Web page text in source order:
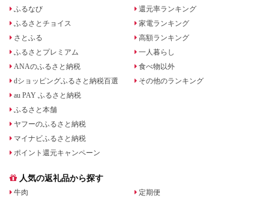
ふるなび
ふるさとチョイス
さとふる
ふるさとプレミアム
ANAのふるさと納税
dショッピングふるさと納税百選
au PAY ふるさと納税
ふるさと本舗
ヤフーのふるさと納税
マイナビふるさと納税
ポイント還元キャンペーン
還元率ランキング
家電ランキング
高額ランキング
一人暮らし
食べ物以外
その他のランキング
人気の返礼品から探す
牛肉
定期便